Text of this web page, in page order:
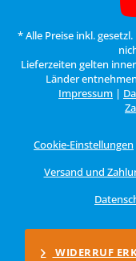
* Alle Preise inkl.
Lieferzeiten gelten
Länder
Impressum |
Cookie-Einstellungen
Versand und
WIDERRUF